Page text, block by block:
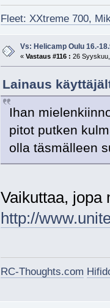
Fleet: XXtreme 700,
Vs: Helicamp Oulu 16.-
« Vastaus #116 : 26
Lainaus
Ihan
pitot putken
olla täsmälleen
Vaikuttaa, jopa
http://
RC-Thoughts.com